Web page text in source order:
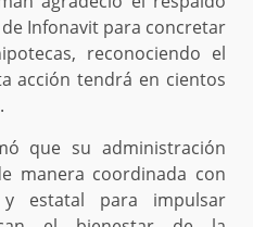
Infonavit para concretar
reconociendo el
acción tendrá en cientos
que su administración
manera coordinada con
estatal para impulsar